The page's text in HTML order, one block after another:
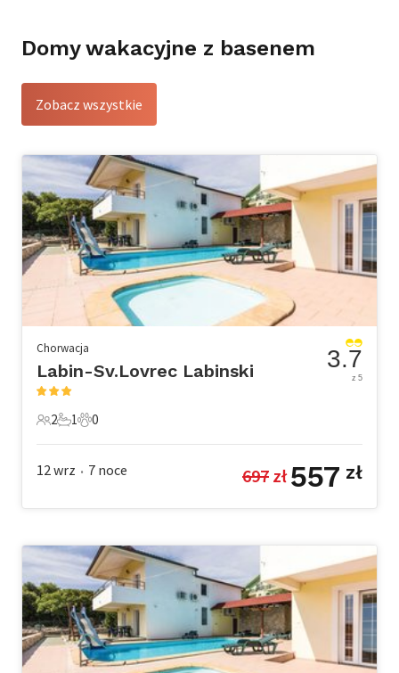
Domy wakacyjne z basenem
Zobacz wszystkie
Chorwacja
Labin-Sv.Lovrec Labinski
2 Goście
2
1 Łazienka
1
0 Zwierzęta domowe
0
3.7
z 5
12 wrz • 7 noce 697 zł 557 zł